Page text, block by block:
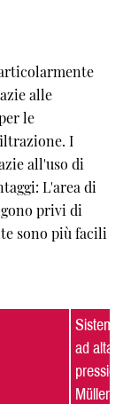
alle
le
I
all'uso di
L'area di
privi di
sono più facili
Sistema
ad alta
Müller